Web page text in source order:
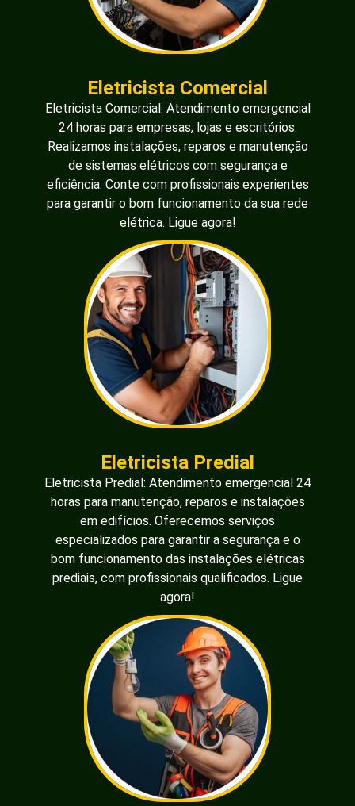
Eletricista Comercial
Eletricista Comercial: Atendimento emergencial
24 horas para empresas, lojas e escritórios.
Realizamos instalações, reparos e manutenção
de sistemas elétricos com segurança e
eficiência. Conte com profissionais experientes
para garantir o bom funcionamento da sua rede
elétrica. Ligue agora!
Eletricista Predial
Eletricista Predial: Atendimento emergencial 24
horas para manutenção, reparos e instalações
em edifícios. Oferecemos serviços
especializados para garantir a segurança e o
bom funcionamento das instalações elétricas
prediais, com profissionais qualificados. Ligue
agora!